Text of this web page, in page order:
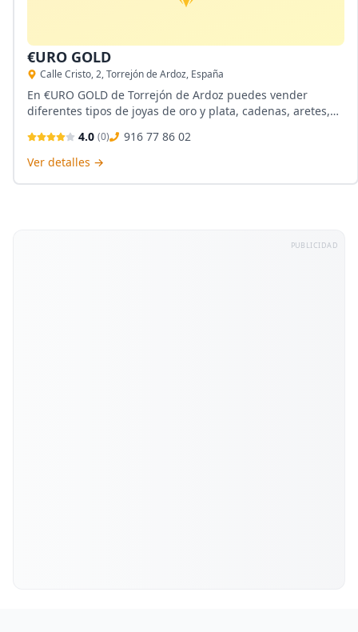
€URO GOLD
Calle Cristo, 2, Torrejón de Ardoz, España
En €URO GOLD de Torrejón de Ardoz puedes vender
diferentes tipos de joyas de oro y plata, cadenas, aretes,
asesoría. 4.0 (0)
916 77 86 02
Ver detalles →
PUBLICIDAD